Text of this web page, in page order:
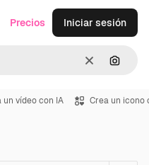
Borrar
Precios Iniciar sesión
un vídeo con IA Crea un icono